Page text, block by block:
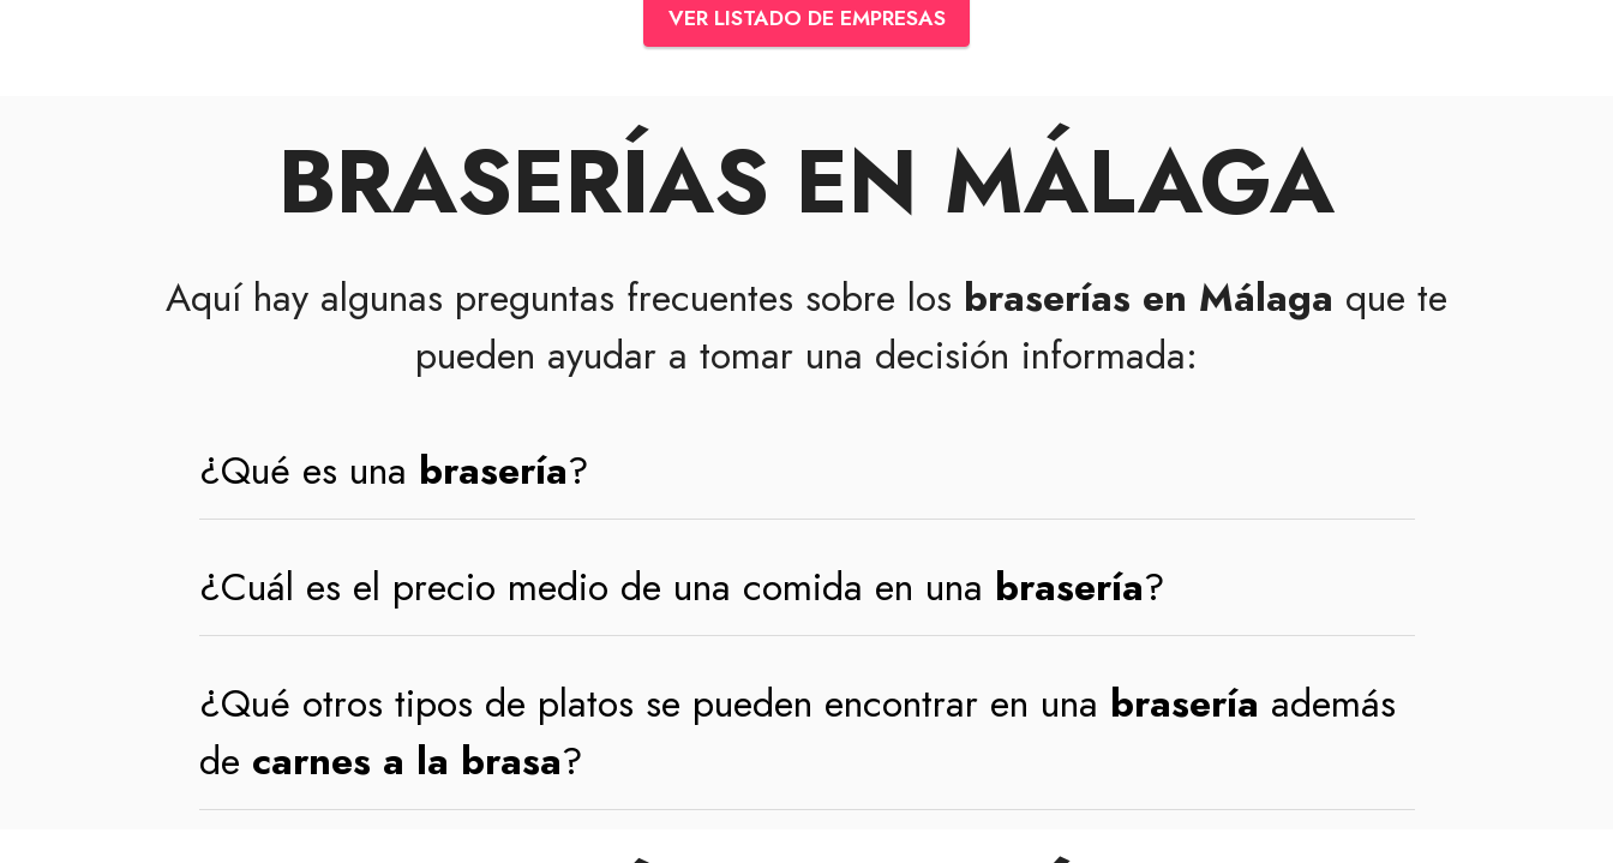
VER LISTADO DE EMPRESAS
BRASERÍAS EN MÁLAGA
Aquí hay algunas preguntas frecuentes sobre los braserías en Málaga que te
pueden ayudar a tomar una decisión informada:
¿Qué es una brasería?
¿Cuál es el precio medio de una comida en una brasería?
¿Qué otros tipos de platos se pueden encontrar en una brasería además
de carnes a la brasa?